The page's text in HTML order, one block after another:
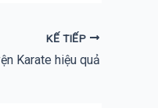
KẾ TIẾP
Karate hiệu quả